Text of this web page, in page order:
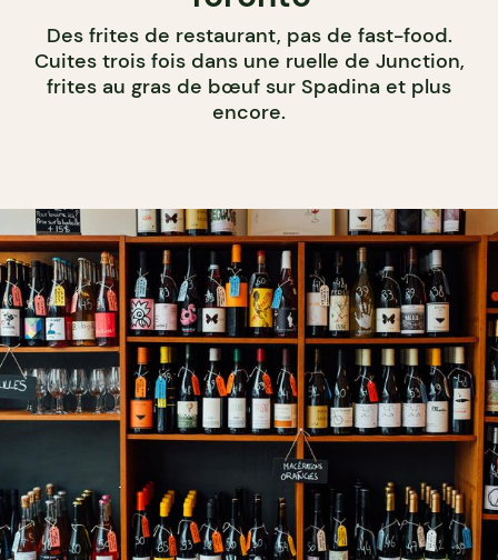
Des frites de restaurant, pas de fast-food.
Cuites trois fois dans une ruelle de Junction,
frites au gras de bœuf sur Spadina et plus
encore.